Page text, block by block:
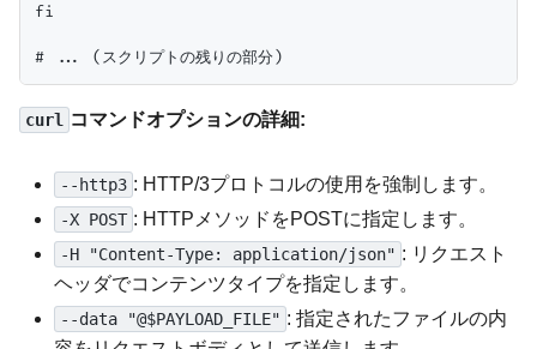
fi
curl コマンドオプションの詳細:
--http3 : HTTP/3プロトコルの使用を強制します。
-X POST : HTTPメソッドをPOSTに指定します。
-H "Content-Type: application/json" : リクエスト
ヘッダでコンテンツタイプを指定します。
--data "@$PAYLOAD_FILE" : 指定されたファイルの内